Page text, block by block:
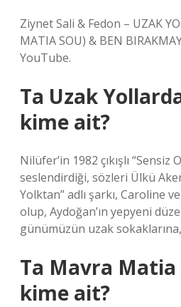
Ziynet Sali & Fedon – UZAK
MATIA SOU) & BEN
YouTube.
Ta Uzak
kime ait?
Nilüfer’in 1982 çıkışlı “Sensiz
seslendirdiği, sözleri Ülkü
Yolktan” adlı şarkı, Caroline
olup, Aydoğan’ın yepyeni
günümüzün uzak
Ta Mavra Matia
kime ait?